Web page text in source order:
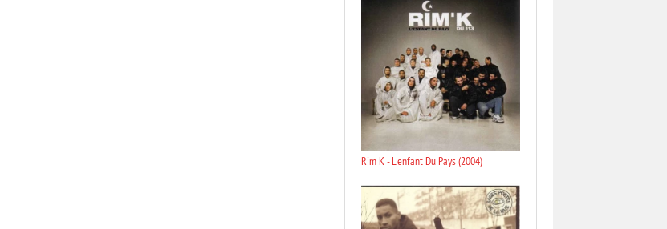
Rim K - L'enfant Du Pays (2004)